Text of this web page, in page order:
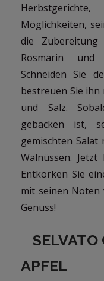
Möglichkeiten,
die
Rosmarin und
Schneiden Sie
bestreuen Sie ihn
und Salz.
gebacken ist,
gemischten
Walnüssen.
Entkorken Sie
mit seinen Noten
Genuss!